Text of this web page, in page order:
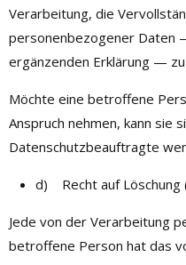
Verarbeitung, die
personenbezogener Daten
ergänzenden Erklärung —
Möchte eine betroffene
Anspruch nehmen, kann sie
Datenschutzbeauftragte
d) Recht auf Löschung
Jede von der Verarbeitung
betroffene Person hat das